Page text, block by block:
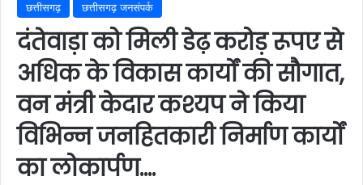
छत्तीसगढ़ छत्तीसगढ़ जनसंपर्क
दंतेवाड़ा को मिली डेढ़ करोड़ रूपए से
अधिक के विकास कार्यों की सौगात,
वन मंत्री केदार कश्यप ने किया
विभिन्न जनहितकारी निर्माण कार्यों
का लोकार्पण….